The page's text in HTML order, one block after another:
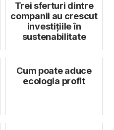
Trei sferturi dintre
companii au crescut
investițiile în
sustenabilitate
Cum poate aduce
ecologia profit